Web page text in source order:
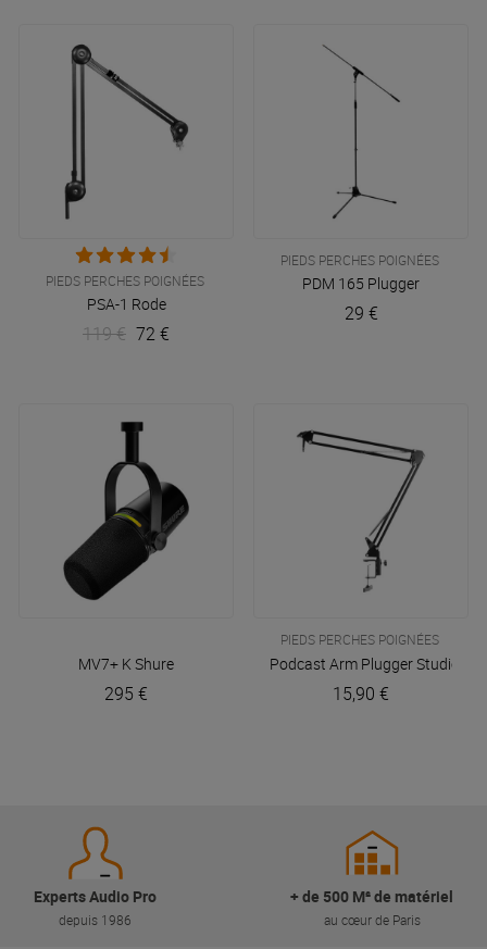
PIEDS PERCHES POIGNÉES
PSA-1 Rode
119 € 72 €
PIEDS PERCHES POIGNÉES
PDM 165 Plugger
29 €
MV7+ KShure
295 €
PIEDS PERCHES POIGNÉES
Podcast Arm Plugger Studio
15,90 €
Experts Audio Pro
depuis 1986
+ de 500 M² de matériel
au cœur de Paris